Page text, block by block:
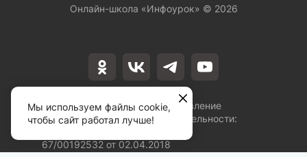
Лицензия на осуществление
образовательной деятельности:
67/00192532 от 02.04.2018
Онлайн-школа «Инфоурок» © 2026
Мы используем файлы cookie,
чтобы сайт работал лучше!